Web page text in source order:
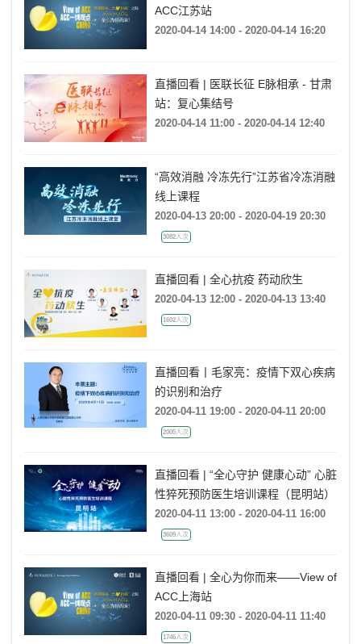
ACC江苏站
2020-04-14 14:00 - 2020-04-14 16:20
直播回看 | 医联长征 E脉相承 - 甘肃
站：复心集结号
2020-04-14 11:00 - 2020-04-14 12:40
“高效消融 冷冻先行”江苏省冷冻消融
线上课程
2020-04-13 20:00 - 2020-04-19 20:30
3082人次
直播回看 | 全心抗疫 药动欣生
2020-04-13 12:00 - 2020-04-13 13:40
1602人次
直播回看丨毛家亮：疫情下双心疾病
的识别和治疗
2020-04-11 19:00 - 2020-04-11 20:00
2005人次
直播回看 | “全心守护 健康心动” 心脏
性猝死预防医生培训课程（昆明站）
2020-04-11 13:00 - 2020-04-11 16:00
3609人次
直播回看 | 全心为你而来——View of
ACC上海站
2020-04-11 09:30 - 2020-04-11 11:40
1746人次